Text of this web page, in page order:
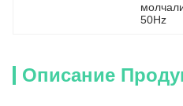
50Hz
Описание